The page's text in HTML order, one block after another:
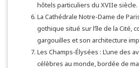
hôtels particuliers du XVIIe siècle.
La Cathédrale Notre-Dame de
gothique situé sur l’île de la Cité,
gargouilles et son architecture
Les Champs-Élysées : L’une des
célèbres au monde, bordée de